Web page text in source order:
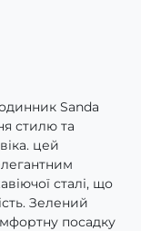
Sanda
стилю та
цей
сталі, що
Зелений
посадку